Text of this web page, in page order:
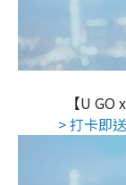
【U GO
> 打卡即